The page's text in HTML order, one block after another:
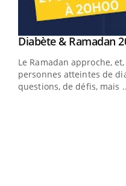
Youtube
Diabète & Ramadan
Le Ramadan approche,
personnes atteintes de
questions, de défis, mais